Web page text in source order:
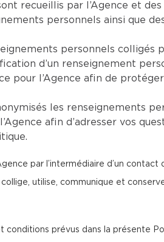
recueillis par l’Agence et
personnels ainsi que
personnels colligés
d’un renseignement
pour l’Agence afin de
les renseignements
afin d’adresser vos
par l’intermédiaire d’un
utilise, communique et
prévus dans la présente